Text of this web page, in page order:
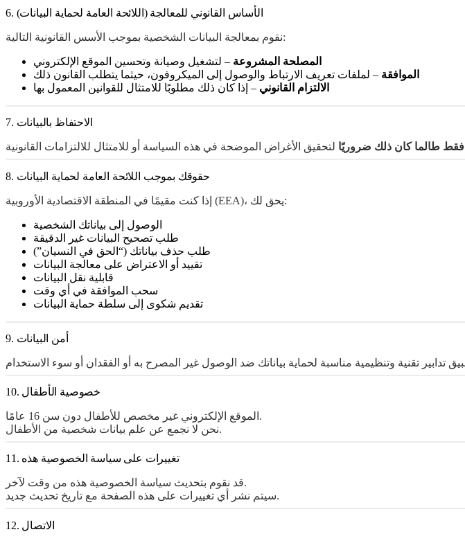
6. الأساس القانوني للمعالجة (اللائحة العامة لحماية البيانات)
نقوم بمعالجة البيانات الشخصية بموجب الأسس القانونية التالية:
المصلحة المشروعة – لتشغيل وصيانة وتحسين الموقع الإلكتروني
الموافقة – لملفات تعريف الارتباط والوصول إلى الميكروفون، حيثما يتطلب القانون ذلك
الالتزام القانوني – إذا كان ذلك مطلوبًا للامتثال للقوانين المعمول بها
7. الاحتفاظ بالبيانات
فقط طالما كان ذلك ضروريًا
8. حقوقك بموجب اللائحة العامة لحماية البيانات
إذا كنت مقيمًا في المنطقة الاقتصادية الأوروبية (EEA)، يحق لك:
الوصول إلى بياناتك الشخصية
طلب تصحيح البيانات غير الدقيقة
طلب حذف بياناتك (“الحق في النسيان”)
تقييد أو الاعتراض على معالجة البيانات
قابلية نقل البيانات
سحب الموافقة في أي وقت
تقديم شكوى إلى سلطة حماية البيانات
9. أمن البيانات
10. خصوصية الأطفال
الموقع الإلكتروني غير مخصص للأطفال دون سن 16 عامًا.
نحن لا نجمع عن علم بيانات شخصية من الأطفال.
11. تغييرات على سياسة الخصوصية هذه
قد نقوم بتحديث سياسة الخصوصية هذه من وقت لآخر.
سيتم نشر أي تغييرات على هذه الصفحة مع تاريخ تحديث جديد.
12. الاتصال